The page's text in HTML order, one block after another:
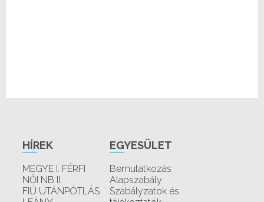
HÍREK
MEGYE I. FÉRFI
NŐI NB II.
FIÚ UTÁNPÓTLÁS
EGYESÜLET
Bemutatkozás
Alapszabály
Szabályzatok és